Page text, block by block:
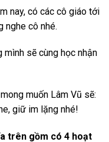
nay, có các cô giáo tới
nghe cô nhé.
mình sẽ cùng học nhận
muốn Lâm Vũ sẽ:
giữ im lặng nhé!
trên gồm có 4 hoạt